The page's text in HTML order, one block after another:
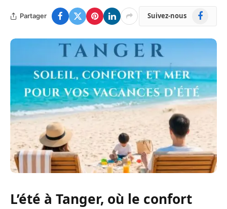
Partager Suivez-nous Facebook
L’été à Tanger, où le confort